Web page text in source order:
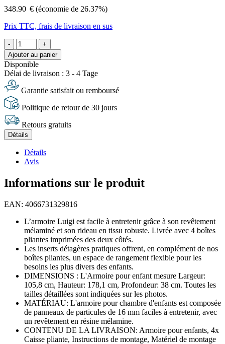
348.90 € (économie de 26.37%)
Prix TTC, frais de livraison en sus
-
+
Ajouter au panier
Disponible
Délai de livraison : 3 - 4 Tage
Garantie satisfait ou remboursé
Politique de retour de 30 jours
Retours gratuits
Détails
Détails
Avis
Informations sur le produit
EAN: 4066731329816
L’armoire Luigi est facile à entretenir grâce à son revêtement
mélaminé et son rideau en tissu robuste. Livrée avec 4 boîtes
pliantes imprimées des deux côtés.
Les inserts détagères pratiques offrent, en complément de nos
boîtes pliantes, un espace de rangement flexible pour les
besoins les plus divers des enfants.
DIMENSIONS : L'Armoire pour enfant mesure Largeur:
105,8 cm, Hauteur: 178,1 cm, Profondeur: 38 cm. Toutes les
tailles détaillées sont indiquées sur les photos.
MATÉRIAU: L'armoire pour chambre d'enfants est composée
de panneaux de particules de 16 mm faciles à entretenir, avec
un revêtement en résine mélamine.
CONTENU DE LA LIVRAISON: Armoire pour enfants, 4x
Caisse pliante, Instructions de montage, Matériel de montage